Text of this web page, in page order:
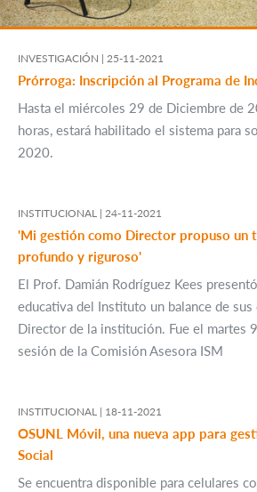
INVESTIGACIÓN | 25-11-2021
Prórroga: Inscripción al Programa de
Hasta el miércoles 29 de Diciembre de
horas, estará habilitado el sistema para
2020.
INSTITUCIONAL | 24-11-2021
'Mi gestión como Director propuso un
profundo y riguroso'
El Prof. Damián Rodríguez Kees
educativa del Instituto un balance de
Director de la institución. Fue el martes
sesión de la Comisión Asesora ISM
INSTITUCIONAL | 18-11-2021
OSUNL Móvil, una nueva app para
Social
Se encuentra disponible para celulares